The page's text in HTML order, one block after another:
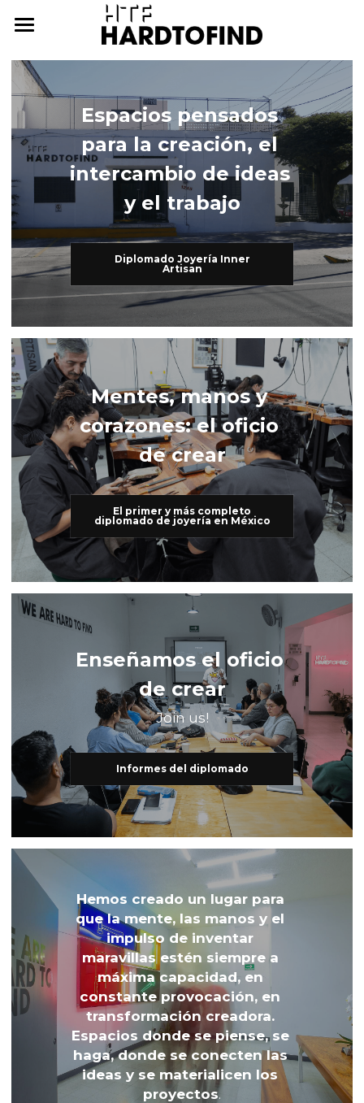
THE WHAT
The What
Inner Artisan
International Workshops
Further Studies
Try Hard
THE WHO
The Who
At Home
Family
Dear Friends
THE WHY
THE HOW
ONLINE CAMPUS
THE ARCHIVE
cursos@htf.org.mx
Espacios pensados
para la creación, el
intercambio de ideas
y el trabajo
Diplomado Joyería Inner
Artisan
Mentes, manos y
corazones: el oficio
de crear
El primer y más completo
diplomado de joyería en México
Enseñamos el oficio
de crear
Join us!
Informes del diplomado
Hemos creado un lugar para
que la mente, las manos y el
impulso de inventar
maravillas estén siempre a
máxima capacidad, en
constante provocación, en
transformación creadora.
Espacios donde se piense, se
haga, donde se conecten las
ideas y se materialicen los
proyectos.